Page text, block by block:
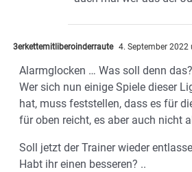
3erkettemitliberoinderraute 4. September 2022
Alarmglocken … Was soll denn das?
Wer sich nun einige Spiele dieser
hat, muss feststellen, dass es für
für oben reicht, es aber auch nicht
Soll jetzt der Trainer wieder
Habt ihr einen besseren? ..